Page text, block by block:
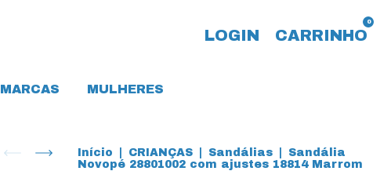
LOGIN CARRINHO
0
MARCAS MULHERES
Início CRIANÇAS Sandálias
Sandália
Novopé 28801002 com ajustes 18814 Marrom